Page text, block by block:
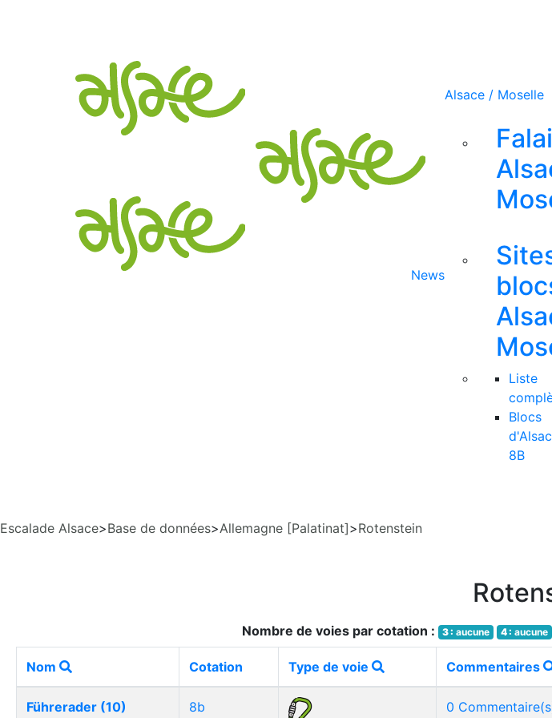
News
Alsace / Moselle
Liste
Blocs
8B
Escalade Alsace>Base de données>Allemagne [Palatinat]>Rotenstein
Nombre de voies par cotation : 3 : aucune 4 : aucune
Nom Cotation Type de voie Commentaires
Führerader (10) 8b 0